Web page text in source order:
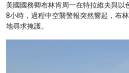
美國國務卿布林肯周一在特拉維夫與以
8小時，過程中空襲警報突然響起，布
地尋求掩護。